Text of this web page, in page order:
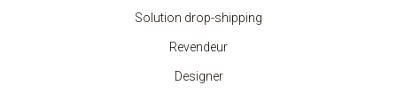
Solution drop-shipping
Revendeur
Designer